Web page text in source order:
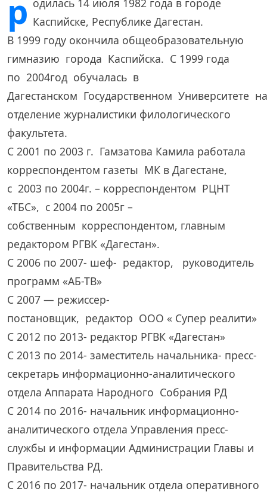
р одилась 14 июля 1982 года в городе
Каспийске, Республике Дагестан.
В 1999 году окончила общеобразовательную
гимназию города Каспийска. С 1999 года
по 2004год обучалась в
Дагестанском Государственном Университете на
отделение журналистики филологического
факультета.
С 2001 по 2003 г. Гамзатова Камила работала
корреспондентом газеты МК в Дагестане,
с 2003 по 2004г. – корреспондентом РЦНТ
«ТБС», с 2004 по 2005г –
собственным корреспондентом, главным
редактором РГВК «Дагестан».
С 2006 по 2007- шеф- редактор, руководитель
программ «АБ-ТВ»
С 2007 — режиссер-
постановщик, редактор ООО « Супер реалити»
С 2012 по 2013- редактор РГВК «Дагестан»
С 2013 по 2014- заместитель начальника- пресс-
секретарь информационно-аналитического
отдела Аппарата Народного Собрания РД
С 2014 по 2016- начальник информационно-
аналитического отдела Управления пресс-
службы и информации Администрации Главы и
Правительства РД.
С 2016 по 2017- начальник отдела оперативного